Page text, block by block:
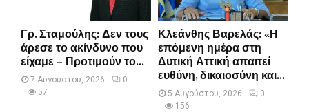
Γρ. Σταμούλης: Δεν τους
άρεσε το ακίνδυνο που
είχαμε – Προτιμούν το...
7 Αυγούστου, 2026
0
57
Κλεάνθης Βαρελάς: «Η
επόμενη ημέρα στη
Δυτική Αττική απαιτεί
ευθύνη, δικαιοσύνη και...
5 Αυγούστου, 2026
0
156